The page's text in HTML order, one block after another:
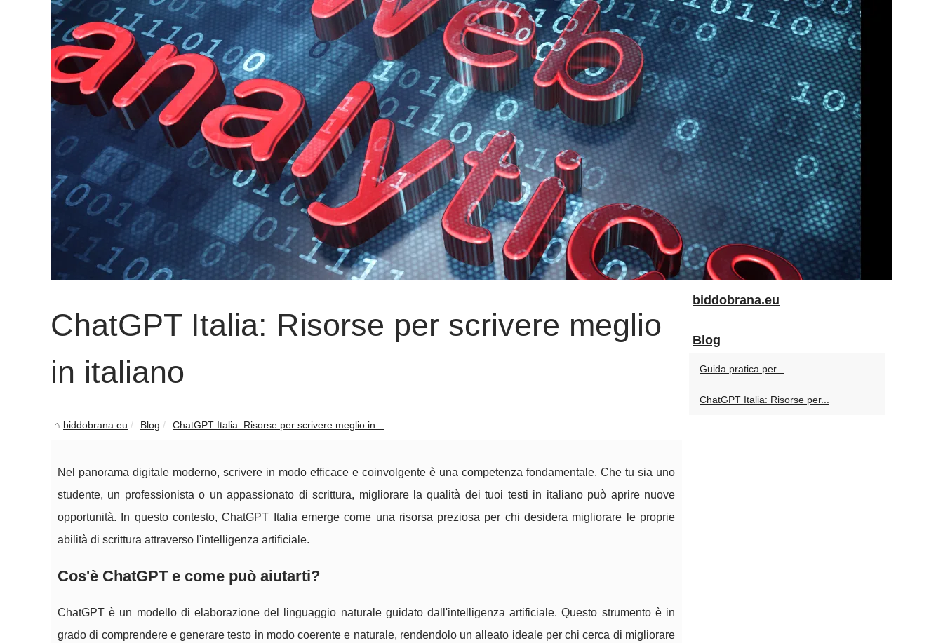
ChatGPT Italia: Risorse per scrivere meglio
in italiano
biddobrana.eu Blog ChatGPT Italia: Risorse per scrivere meglio in...
Nel panorama digitale moderno, scrivere in modo efficace e coinvolgente è una competenza fondamentale. Che tu sia uno
studente, un professionista o un appassionato di scrittura, migliorare la qualità dei tuoi testi in italiano può aprire nuove
opportunità. In questo contesto, ChatGPT Italia emerge come una risorsa preziosa per chi desidera migliorare le proprie
abilità di scrittura attraverso l'intelligenza artificiale.
Cos'è ChatGPT e come può aiutarti?
ChatGPT è un modello di elaborazione del linguaggio naturale guidato dall'intelligenza artificiale. Questo strumento è in
grado di comprendere e generare testo in modo coerente e naturale, rendendolo un alleato ideale per chi cerca di migliorare
biddobrana.eu
Blog
Guida pratica per...
ChatGPT Italia: Risorse per...